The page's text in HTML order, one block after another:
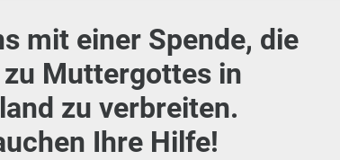
mit einer Spende, die
Muttergottes in
zu verbreiten.
Ihre Hilfe!